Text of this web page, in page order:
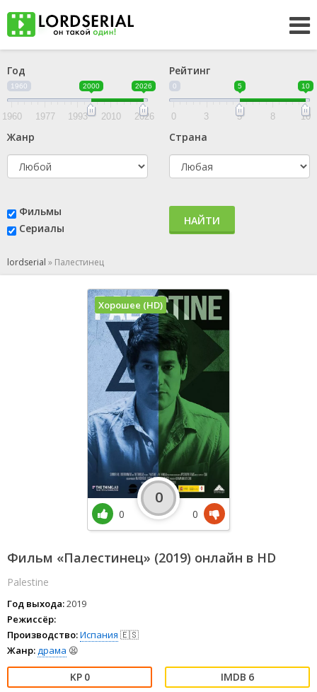
Год
1960 2000 2026
1960 1977 1993 2010 2026
Рейтинг
0 5 10
0 3 5 8 10
Жанр Страна
Фильмы
Сериалы
НАЙТИ
lordserial » Палестинец
Фильм «Палестинец» (2019) онлайн в HD
Palestine
Год выхода:2019
Режиссёр:
Производство:Испания 🇪🇸
Жанр:драма 😫
0 6
Хорошее (HD)
0
0
0